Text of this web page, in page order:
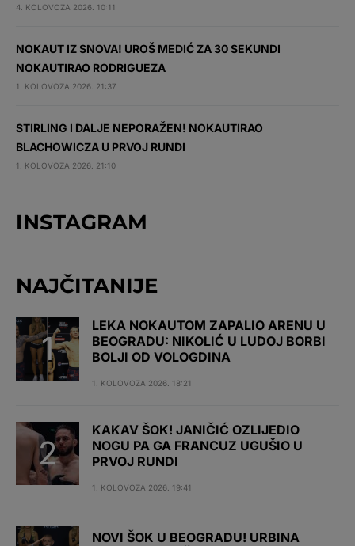
4. KOLOVOZA 2026. 10:11
NOKAUT IZ SNOVA! UROŠ MEDIĆ ZA 30 SEKUNDI
NOKAUTIRAO RODRIGUEZA
1. KOLOVOZA 2026. 21:37
STIRLING I DALJE NEPORAŽEN! NOKAUTIRAO
BLACHOWICZA U PRVOJ RUNDI
1. KOLOVOZA 2026. 21:10
INSTAGRAM
NAJČITANIJE
LEKA NOKAUTOM ZAPALIO ARENU U
BEOGRADU: NIKOLIĆ U LUDOJ BORBI
BOLJI OD VOLOGDINA
1. KOLOVOZA 2026. 18:21
KAKAV ŠOK! JANIČIĆ OZLIJEDIO
NOGU PA GA FRANCUZ UGUŠIO U
PRVOJ RUNDI
1. KOLOVOZA 2026. 19:41
NOVI ŠOK U BEOGRADU! URBINA